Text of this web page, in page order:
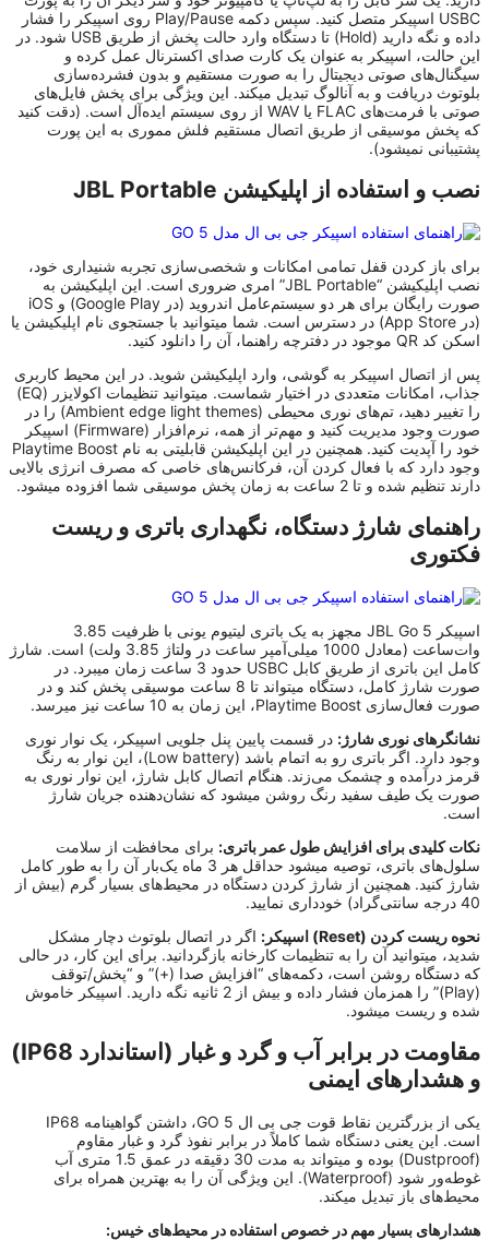
USBC اسپیکر متصل کنید. سپس دکمه Play/Pause روی اسپیکر را فشار
داده و نگه دارید (Hold) تا دستگاه وارد حالت پخش از طریق USB شود. در
این حالت، اسپیکر به عنوان یک کارت صدای اکسترنال عمل کرده و
سیگنال‌های صوتی دیجیتال را به صورت مستقیم و بدون فشرده‌سازی
بلوتوث دریافت و به آنالوگ تبدیل میکند. این ویژگی برای پخش فایل‌های
صوتی با فرمت‌های FLAC یا WAV از روی سیستم ایده‌آل است. (دقت کنید
که پخش موسیقی از طریق اتصال مستقیم فلش مموری به این پورت
پشتیبانی نمیشود).
نصب و استفاده از اپلیکیشن JBL Portable
برای باز کردن قفل تمامی امکانات و شخصی‌سازی تجربه شنیداری خود،
نصب اپلیکیشن “JBL Portable” امری ضروری است. این اپلیکیشن به
صورت رایگان برای هر دو سیستم‌عامل اندروید (در Google Play) و iOS
(در App Store) در دسترس است. شما میتوانید با جستجوی نام اپلیکیشن یا
اسکن کد QR موجود در دفترچه راهنما، آن را دانلود کنید.
پس از اتصال اسپیکر به گوشی، وارد اپلیکیشن شوید. در این محیط کاربری
جذاب، امکانات متعددی در اختیار شماست. میتوانید تنظیمات اکولایزر (EQ)
را تغییر دهید، تم‌های نوری محیطی (Ambient edge light themes) را در
صورت وجود مدیریت کنید و مهم‌تر از همه، نرم‌افزار (Firmware) اسپیکر
خود را آپدیت کنید. همچنین در این اپلیکیشن قابلیتی به نام Playtime Boost
وجود دارد که با فعال کردن آن، فرکانس‌های خاصی که مصرف انرژی بالایی
دارند تنظیم شده و تا 2 ساعت به زمان پخش موسیقی شما افزوده میشود.
راهنمای شارژ دستگاه، نگهداری باتری و ریست
فکتوری
اسپیکر JBL Go 5 مجهز به یک باتری لیتیوم یونی با ظرفیت 3.85
وات‌ساعت (معادل 1000 میلی‌آمپر ساعت در ولتاژ 3.85 ولت) است. شارژ
کامل این باتری از طریق کابل USBC حدود 3 ساعت زمان میبرد. در
صورت شارژ کامل، دستگاه میتواند تا 8 ساعت موسیقی پخش کند و در
صورت فعال‌سازی Playtime Boost، این زمان به 10 ساعت نیز میرسد.
نشانگرهای نوری شارژ: در قسمت پایین پنل جلویی اسپیکر، یک نوار نوری
وجود دارد. اگر باتری رو به اتمام باشد (Low battery)، این نوار به رنگ
قرمز درآمده و چشمک می‌زند. هنگام اتصال کابل شارژ، این نوار نوری به
صورت یک طیف سفید رنگ روشن میشود که نشان‌دهنده جریان شارژ
است.
نکات کلیدی برای افزایش طول عمر باتری: برای محافظت از سلامت
سلول‌های باتری، توصیه میشود حداقل هر 3 ماه یک‌بار آن را به طور کامل
شارژ کنید. همچنین از شارژ کردن دستگاه در محیط‌های بسیار گرم (بیش از
40 درجه سانتی‌گراد) خودداری نمایید.
نحوه ریست کردن (Reset) اسپیکر:
اگر در اتصال بلوتوث دچار مشکل
شدید، میتوانید آن را به تنظیمات کارخانه بازگردانید. برای این کار، در حالی
که دستگاه روشن است، دکمه‌های “افزایش صدا (+)” و “پخش/توقف
(Play)” را همزمان فشار داده و بیش از 2 ثانیه نگه دارید. اسپیکر خاموش
شده و ریست میشود.
مقاومت در برابر آب و گرد و غبار (استاندارد IP68)
و هشدارهای ایمنی
یکی از بزرگترین نقاط قوت جی بی ال GO 5، داشتن گواهینامه IP68
است. این یعنی دستگاه شما کاملاً در برابر نفوذ گرد و غبار مقاوم
(Dustproof) بوده و میتواند به مدت 30 دقیقه در عمق 1.5 متری آب
غوطه‌ور شود (Waterproof). این ویژگی آن را به بهترین همراه برای
محیط‌های باز تبدیل میکند.
هشدارهای بسیار مهم در خصوص استفاده در محیط‌های خیس: